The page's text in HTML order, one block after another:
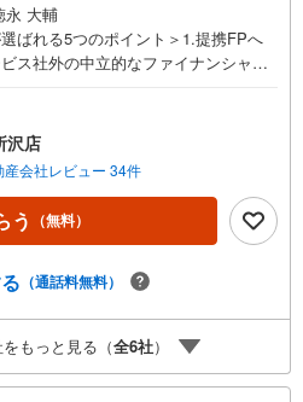
永 大輔
ばれる5つのポイント＞1.提携FPへ
ス社外の中立的なファイナンシャル
ュレーションをご提案できます2.物
中心にたくさんの情報をご用意して
ット広告前の物件も多数取り揃えて
希望エリアをお申し付けください。
ォーム、新築請負所沢店の3階はリフ
の相談スペースです。一級建築士を
建築についてご相談頂けます4.年中
電話でのお問合わせがスムーズです
くださいキッズスペース、授乳室、
ンパンマンジュースをご用意してお
沢店
産会社レビュー 34件
う （無料）
（通話料無料）
もっと見る（全6社）